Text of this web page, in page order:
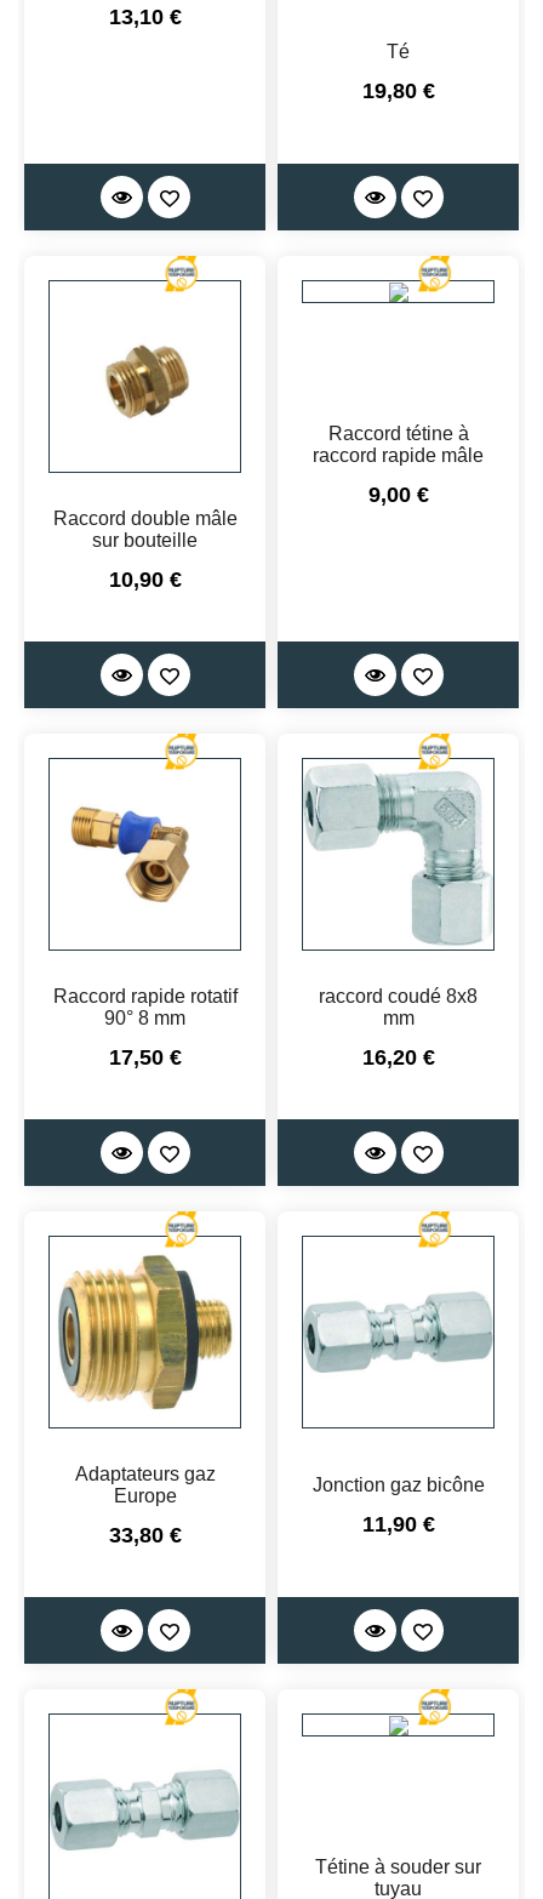
Prix
13,10 €
Té
Prix
19,80 €
Raccord double mâle
sur bouteille
Prix
10,90 €
Raccord tétine à
raccord rapide mâle
Prix
9,00 €
Raccord rapide rotatif
90° 8 mm
Prix
17,50 €
raccord coudé 8x8
mm
Prix
16,20 €
Adaptateurs gaz
Europe
Prix
33,80 €
Jonction gaz bicône
Prix
11,90 €
Tétine à souder sur
tuyau